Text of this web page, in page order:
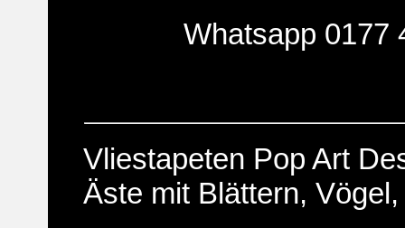
Whatsapp 0177
Vliestapeten Pop Art
Äste mit Blättern,